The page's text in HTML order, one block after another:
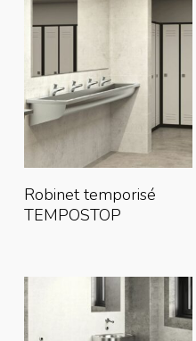
Lire La Suite
Robinet temporisé
TEMPOSTOP